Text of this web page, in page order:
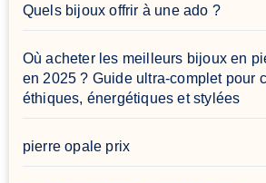
Quels bijoux offrir à une ado ?
Où acheter les meilleurs bijoux en
en 2025 ? Guide ultra-complet pour
éthiques, énergétiques et stylées
pierre opale prix